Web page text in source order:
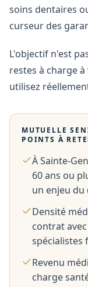
soins dentaires
curseur des
L'objectif n'est
restes à charge
utilisez
MUTUELLE
POINTS À
À Sainte-
60 ans ou
un enjeu
Densité
contrat
spécialistes
Revenu
charge